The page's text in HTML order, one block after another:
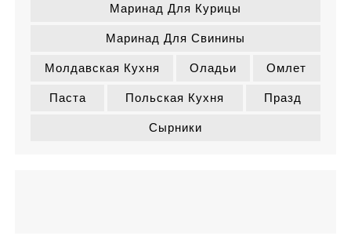
Маринад Для Курицы
Маринад Для Свинины
Молдавская Кухня Оладьи Омлет
Паста Польская Кухня Празд
Сырники